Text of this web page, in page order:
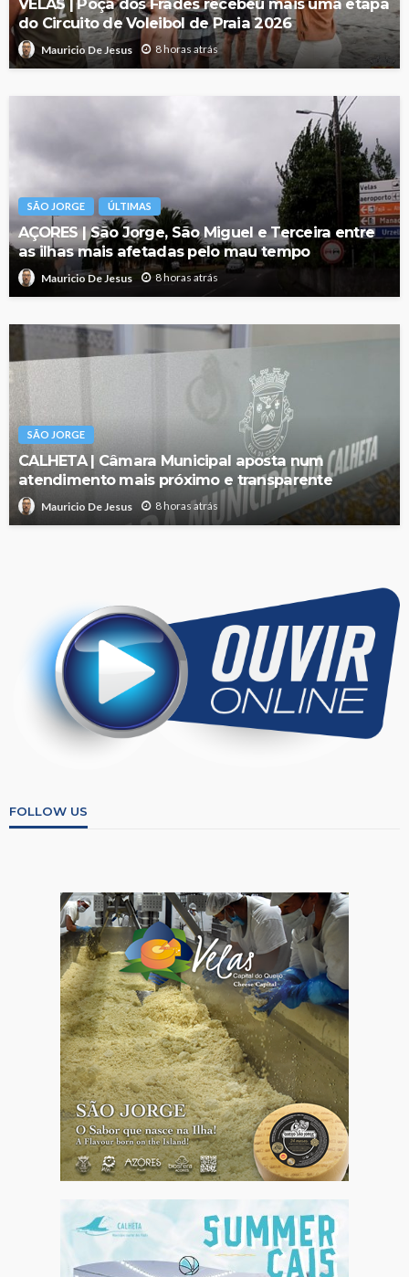
VELAS | Poça dos Frades recebeu mais uma etapa
do Circuito de Voleibol de Praia 2026
Mauricio De Jesus 8 horas atrás
SÃO JORGE ÚLTIMAS
AÇORES | São Jorge, São Miguel e Terceira entre
as ilhas mais afetadas pelo mau tempo
Mauricio De Jesus 8 horas atrás
SÃO JORGE
CALHETA | Câmara Municipal aposta num
atendimento mais próximo e transparente
Mauricio De Jesus 8 horas atrás
FOLLOW US